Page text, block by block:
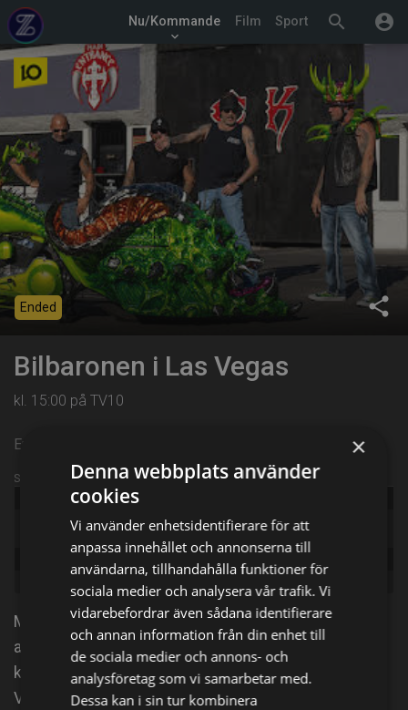
search account_circle
Nu/Kommande
keyboard_arrow_down
Film Sport
share
Ended
Bilbaronen i Las Vegas
kl. 15:00 på TV10
Episode 1
Sändningsinformation
Publicerad: 2018
Counting Cars
Count Down to SEMA
Reality
Möt Danny "Greven" Koker, den excentriske ägaren
av en firma som köper, renoverar och transformerar
klassiska bilar och motorcyklar. Följ med till Las
Vegas i den här högoktaniga realityserien.
×
Denna webbplats använder
cookies
Vi använder enhetsidentifierare för att
anpassa innehållet och annonserna till
användarna, tillhandahålla funktioner för
sociala medier och analysera vår trafik. Vi
vidarebefordrar även sådana identifierare
och annan information från din enhet till
de sociala medier och annons- och
analysföretag som vi samarbetar med.
Dessa kan i sin tur kombinera